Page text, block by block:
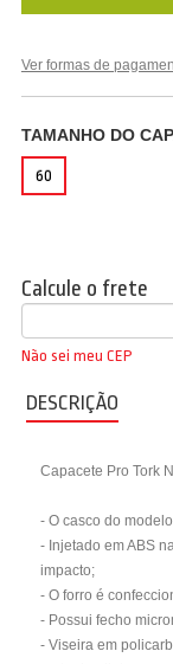
Ver formas de
TAMANHO DO
60
Calcule o frete
Não sei meu CEP
DESCRIÇÃO
Capacete Pro Tork
- O casco do
- Injetado em ABS
impacto;
- O forro é
- Possui fecho
- Viseira em